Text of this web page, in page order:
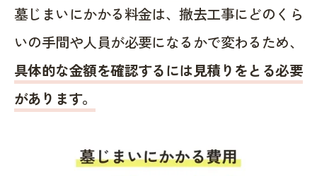
墓じまいにかかる料金は、撤去工事にどのくら
いの手間や人員が必要になるかで変わるため、
具体的な金額を確認するには見積りをとる必要
があります。